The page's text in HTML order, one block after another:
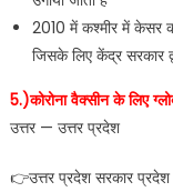
2010 में कश्मीर में केसर
जिसके लिए केंद्र सरकार
5.)कोरोना वैक्सीन के लिए
उत्तर — उत्तर प्रदेश
👉उत्तर प्रदेश सरकार